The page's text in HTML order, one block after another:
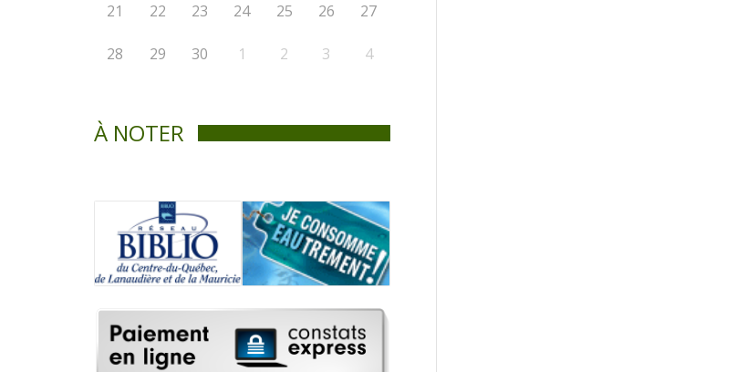
21 22 23 24 25 26 27
28 29 30 1 2 3 4
À NOTER